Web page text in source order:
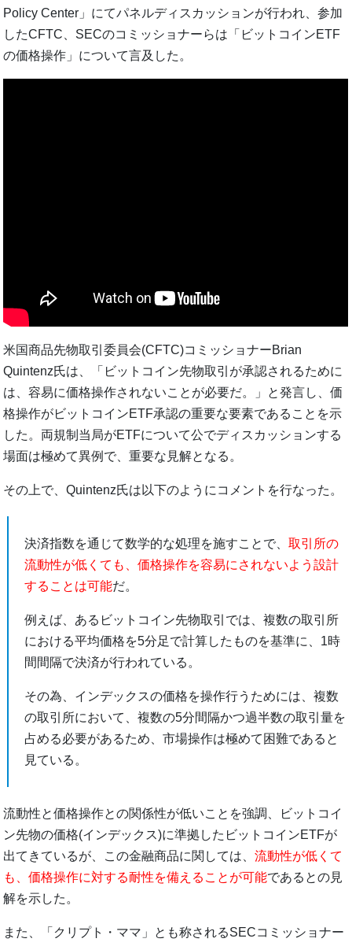
Policy Center」にてパネルディスカッションが行われ、参加
したCFTC、SECのコミッショナーらは「ビットコインETF
の価格操作」について言及した。
米国商品先物取引委員会(CFTC)コミッショナーBrian
Quintenz氏は、「ビットコイン先物取引が承認されるために
は、容易に価格操作されないことが必要だ。」と発言し、価
格操作がビットコインETF承認の重要な要素であることを示
した。両規制当局がETFについて公でディスカッションする
場面は極めて異例で、重要な見解となる。
その上で、Quintenz氏は以下のようにコメントを行なった。
決済指数を通じて数学的な処理を施すことで、取引所の
流動性が低くても、価格操作を容易にされないよう設計
することは可能だ。
例えば、あるビットコイン先物取引では、複数の取引所
における平均価格を5分足で計算したものを基準に、1時
間間隔で決済が行われている。
その為、インデックスの価格を操作行うためには、複数
の取引所において、複数の5分間隔かつ過半数の取引量を
占める必要があるため、市場操作は極めて困難であると
見ている。
流動性と価格操作との関係性が低いことを強調、ビットコイ
ン先物の価格(インデックス)に準拠したビットコインETFが
出てきているが、この金融商品に関しては、流動性が低くて
も、価格操作に対する耐性を備えることが可能であるとの見
解を示した。
また、「クリプト・ママ」とも称されるSECコミッショナー